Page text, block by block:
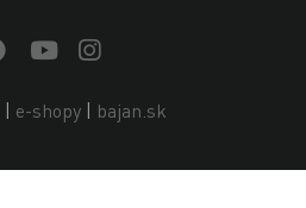
| e-shopy | bajan.sk